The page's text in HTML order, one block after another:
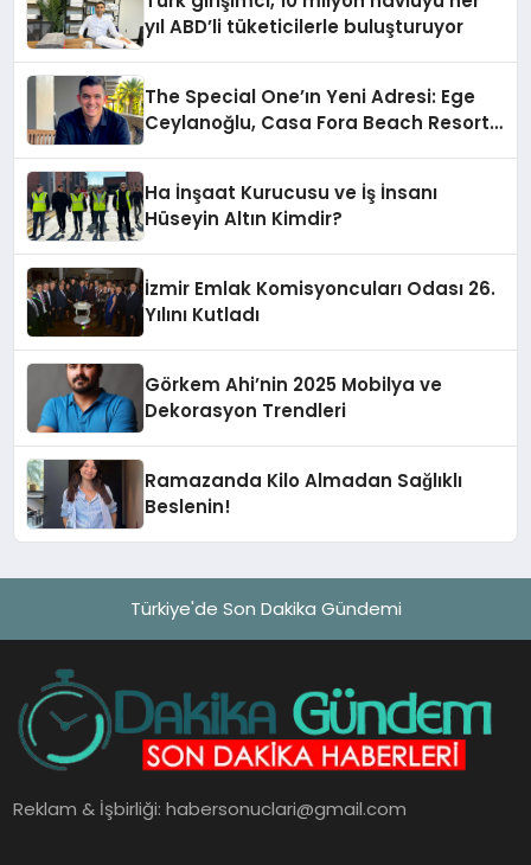
yıl ABD’li tüketicilerle buluşturuyor
The Special One’ın Yeni Adresi: Ege
Ceylanoğlu, Casa Fora Beach Resort
Ha İnşaat Kurucusu ve İş İnsanı
Hüseyin Altın Kimdir?
İzmir Emlak Komisyoncuları Odası 26.
Yılını Kutladı
Görkem Ahi’nin 2025 Mobilya ve
Dekorasyon Trendleri
Ramazanda Kilo Almadan Sağlıklı
Beslenin!
Türkiye'de Son Dakika Gündemi
Reklam & İşbirliği:habersonuclari@gmail.com